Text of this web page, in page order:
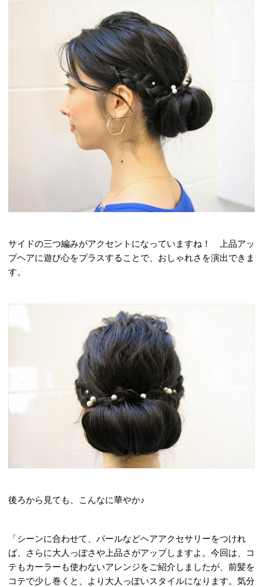
サイドの三つ編みがアクセントになっていますね！ 上品アッ
プヘアに遊び心をプラスすることで、おしゃれさを演出できま
す。
後ろから見ても、こんなに華やか♪
「シーンに合わせて、パールなどヘアアクセサリーをつけれ
ば、さらに大人っぽさや上品さがアップしますよ。今回は、コ
テもカーラーも使わないアレンジをご紹介しましたが、前髪を
コテで少し巻くと、より大人っぽいスタイルになります。気分